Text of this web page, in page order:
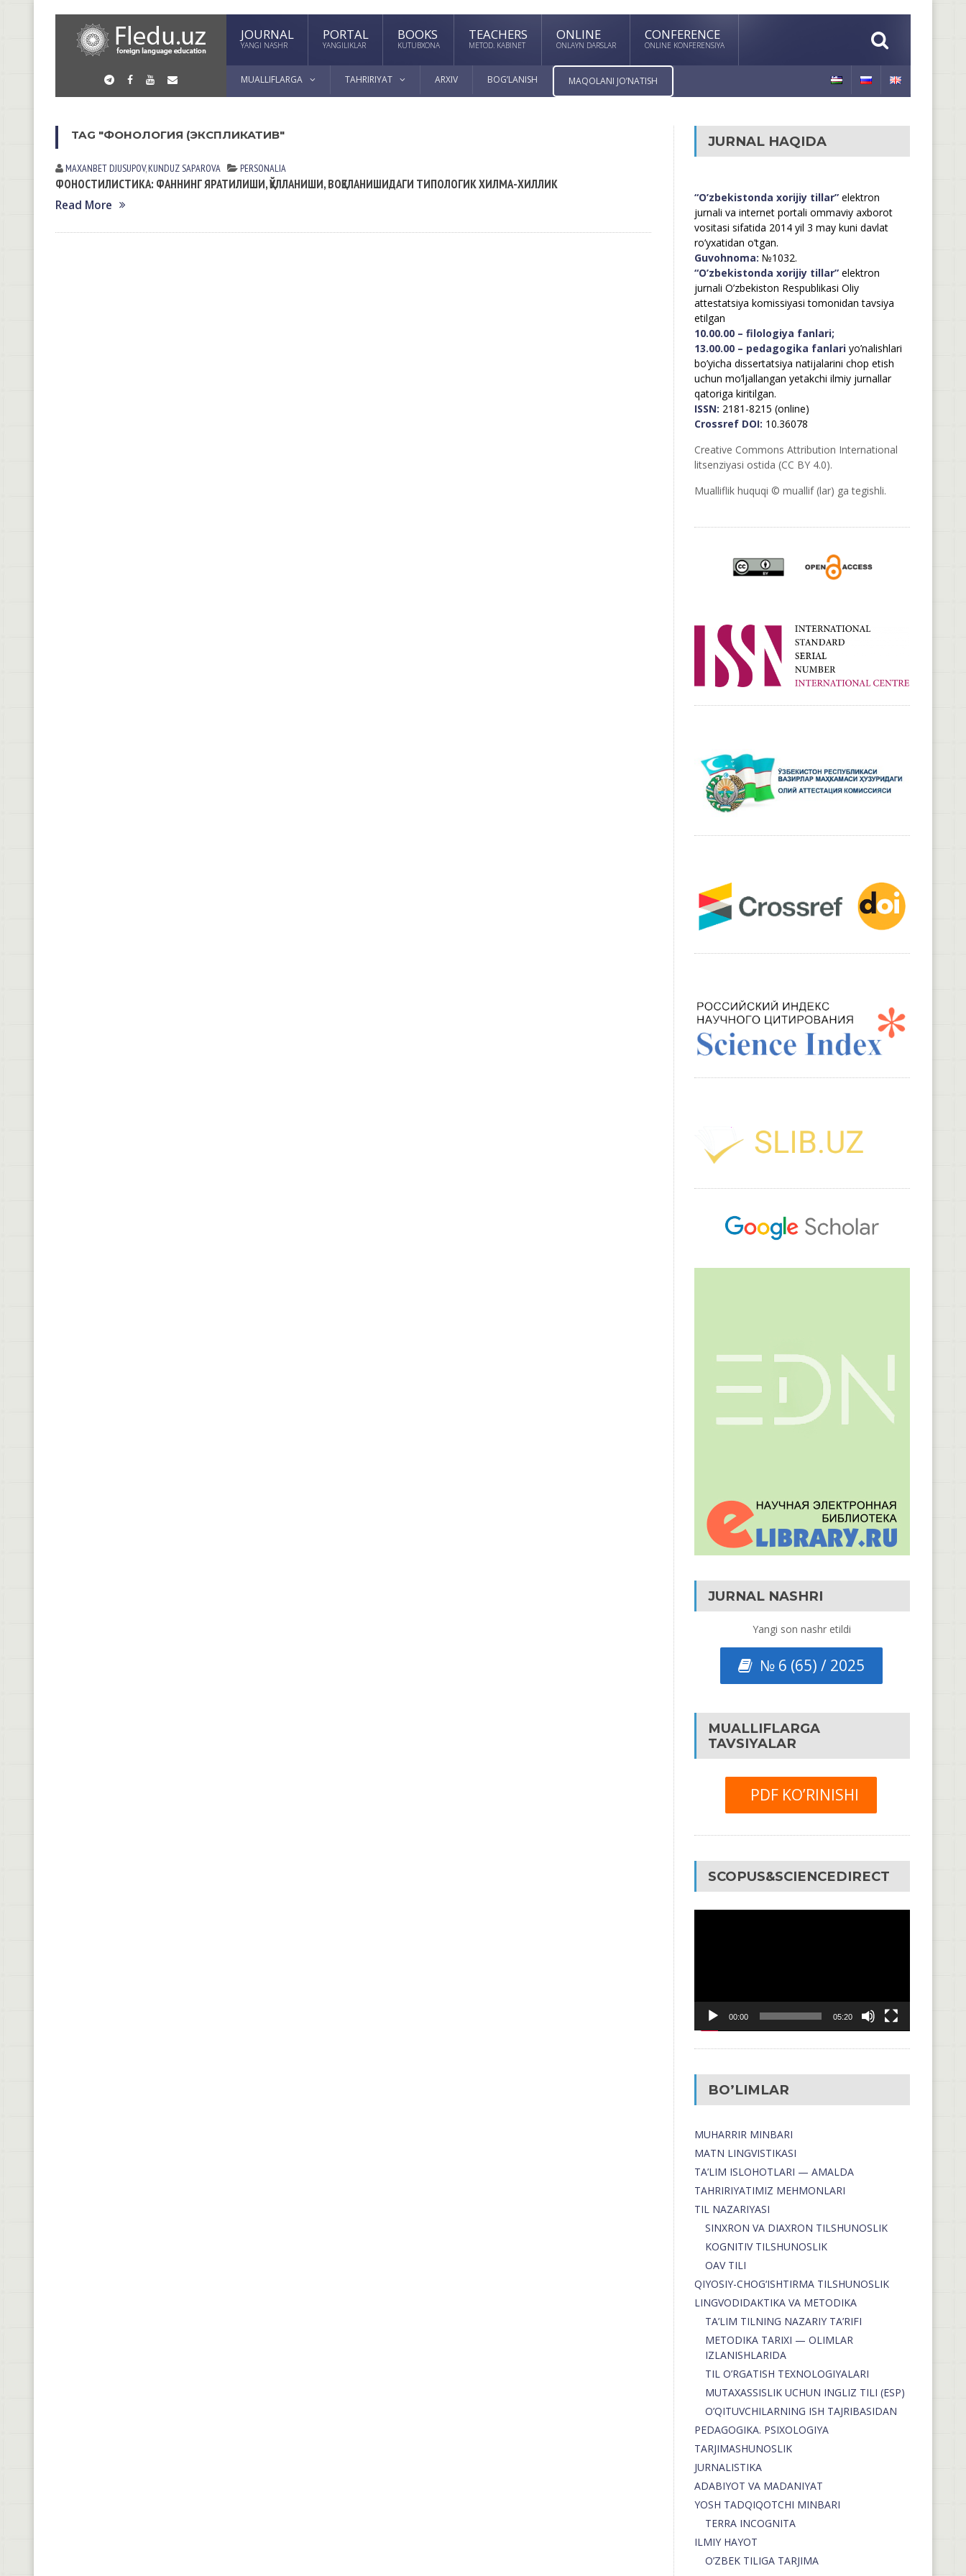
JOURNAL
YANGI NASHR
PORTAL
YANGILIKLAR
BOOKS
KUTUBXONA
TEACHERS
METOD. KABINET
ONLINE
ONLAYN DARSLAR
CONFERENCE
ONLINE KONFERENSIYA
MUALLIFLARGA TAHRIRIYAT ARXIV BOG’LANISH MAQOLANI JO’NATISH
TAG "ФОНОЛОГИЯ (ЭКСПЛИКАТИВ"
MAXANBET DJUSUPOV,KUNDUZ SАPАROVА PERSONALIA
ФОНОСТИЛИСТИКА: ФАННИНГ ЯРАТИЛИШИ, ҚЎЛЛАНИШИ, ВОҚЕЛАНИШИДАГИ ТИПОЛОГИК ХИЛМА-ХИЛЛИК
Read More
JURNAL HAQIDA
“O’zbekistonda xorijiy tillar”elektron
jurnali va internet portali ommaviy axborot
vositasi sifatida 2014 yil 3 may kuni davlat
ro’yxatidan o’tgan.
Guvohnoma: №1032.
“O’zbekistonda xorijiy tillar”elektron
jurnali O’zbekiston Respublikasi Oliy
attestatsiya komissiyasi tomonidan tavsiya
etilgan
10.00.00 – filologiya fanlari;
13.00.00 – pedagogika fanlariyo’nalishlari
bo’yicha dissertatsiya natijalarini chop etish
uchun mo’ljallangan yetakchi ilmiy jurnallar
qatoriga kiritilgan.
ISSN: 2181-8215 (online)
Crossref DOI: 10.36078
Creative Commons Attribution International
litsenziyasi ostida (CC BY 4.0).
Mualliflik huquqi © muallif (lar) ga tegishli.
JURNAL NASHRI
Yangi son nashr etildi
№ 6 (65) / 2025
MUALLIFLARGA
TAVSIYALAR
PDF KO’RINISHI
SCOPUS&SCIENCEDIRECT
00:00 05:20
BO’LIMLAR
MUHARRIR MINBARI
MATN LINGVISTIKASI
TA’LIM ISLOHOTLARI — AMALDA
TAHRIRIYATIMIZ MEHMONLARI
TIL NAZARIYASI
SINXRON VA DIAXRON TILSHUNOSLIK
KOGNITIV TILSHUNOSLIK
OAV TILI
QIYOSIY-CHOG‘ISHTIRMA TILSHUNOSLIK
LINGVODIDAKTIKA VA METODIKA
TA’LIM TILNING NAZARIY TA’RIFI
METODIKA TARIXI — OLIMLAR
IZLANISHLARIDA
TIL O’RGATISH TEXNOLOGIYALARI
MUTAXASSISLIK UCHUN INGLIZ TILI (ESP)
O’QITUVCHILARNING ISH TAJRIBASIDAN
PEDAGOGIKA. PSIXOLOGIYA
TARJIMASHUNOSLIK
JURNALISTIKA
ADABIYOT VA MADANIYAT
YOSH TADQIQOTCHI MINBARI
TERRA INCOGNITA
ILMIY HAYOT
O’ZBEK TILIGA TARJIMA